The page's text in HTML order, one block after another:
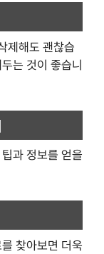
제해도 괜찮습
는 것이 좋습니
과 정보를 얻을
찾아보면 더욱